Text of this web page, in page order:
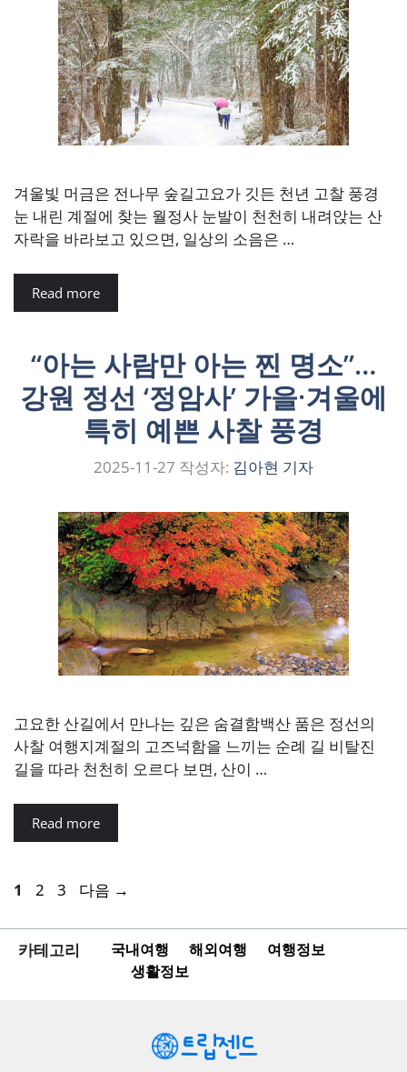
겨울빛 머금은 전나무 숲길고요가 깃든 천년 고찰 풍경
눈 내린 계절에 찾는 월정사 눈발이 천천히 내려앉는 산
자락을 바라보고 있으면, 일상의 소음은 …
Read more
“아는 사람만 아는 찐 명소”…
강원 정선 ‘정암사’ 가을·겨울에
특히 예쁜 사찰 풍경
2025-11-27 작성자: 김아현 기자
고요한 산길에서 만나는 깊은 숨결함백산 품은 정선의
사찰 여행지계절의 고즈넉함을 느끼는 순례 길 비탈진
길을 따라 천천히 오르다 보면, 산이 …
Read more
페
지
1
페
지
2
페
지
3 다음 →
카테고리 국내여행 해외여행
여행정보
생활정보